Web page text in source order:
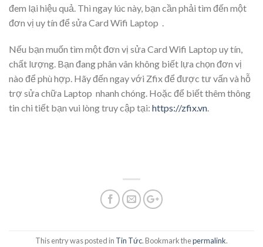
đem lại hiệu quả. Thì ngay lúc này, bạn cần phải tìm đến một
đơn vị uy tín để sửa Card Wifi Laptop .
Nếu bạn muốn tìm một đơn vị sửa Card Wifi Laptop uy tín,
chất lượng. Bạn đang phân vân không biết lựa chọn đơn vị
nào để phù hợp. Hãy đến ngay với Zfix để được tư vấn và hỗ
trợ sửa chữa Laptop nhanh chóng. Hoặc để biết thêm thông
tin chi tiết bạn vui lòng truy cập tại: https://zfix.vn.
This entry was posted in Tin Tức. Bookmark thepermalink.